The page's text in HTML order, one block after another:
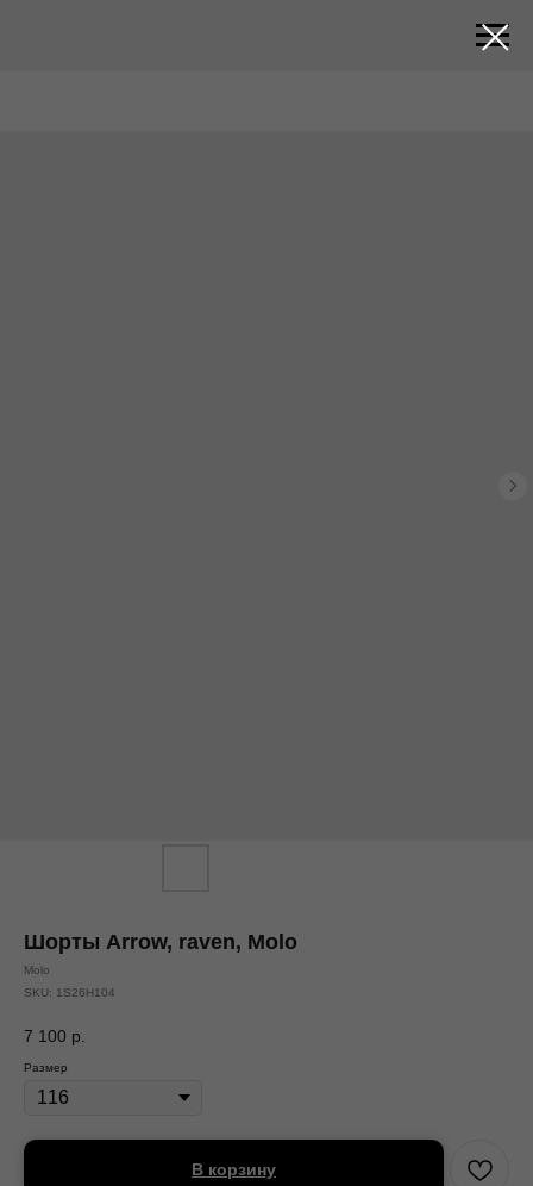
Шорты Arrow, raven, Molo
Molo
SKU: 1S26H104
7 100 р.
Размер
В корзину